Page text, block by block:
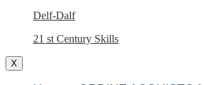
Delf-Dalf
21 st Century Skills
X